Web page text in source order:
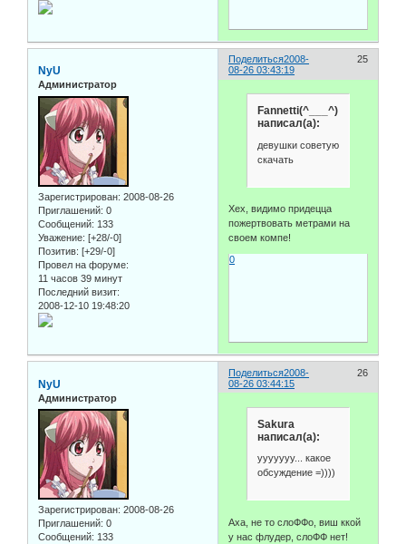
Поделиться 25
2008-
08-26 03:43:19
NyU
Администратор
Зарегистрирован: 2008-08-26
Приглашений: 0
Сообщений: 133
Уважение: [+28/-0]
Позитив: [+29/-0]
Провел на форуме:
11 часов 39 минут
Последний визит:
2008-12-10 19:48:20
Fannetti(^___^)
написал(а):
девушки советую
скачать
Хех, видимо придецца
пожертвовать метрами на
своем компе!
0
Поделиться 26
2008-
08-26 03:44:15
NyU
Администратор
Зарегистрирован: 2008-08-26
Приглашений: 0
Сообщений: 133
Sakura
написал(а):
ууууууу... какое
обсуждение =))))
Аха, не то слоФФо, виш ккой
у нас флудер, слоФФ нет!